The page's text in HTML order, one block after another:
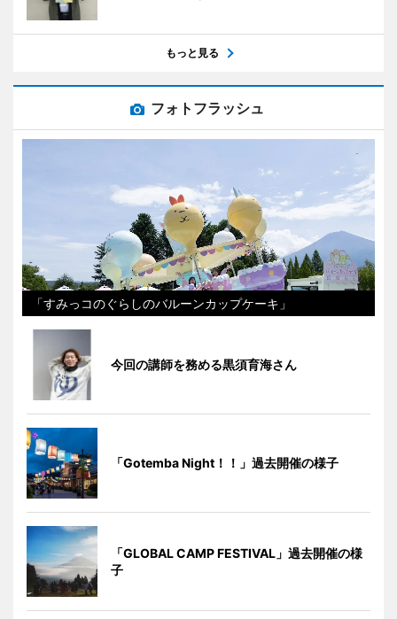
もっと見る
フォトフラッシュ
「すみっコのぐらしのバルーンカップケーキ」
今回の講師を務める黒須育海さん
「Gotemba Night！！」過去開催の様子
「GLOBAL CAMP FESTIVAL」過去開催の様
子